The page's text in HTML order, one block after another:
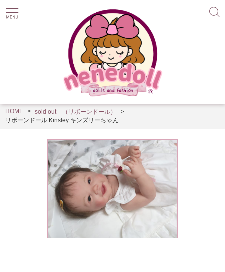
HOME
sold out （リボーンドール）
リボーンドール Kinsley キンズリーちゃん